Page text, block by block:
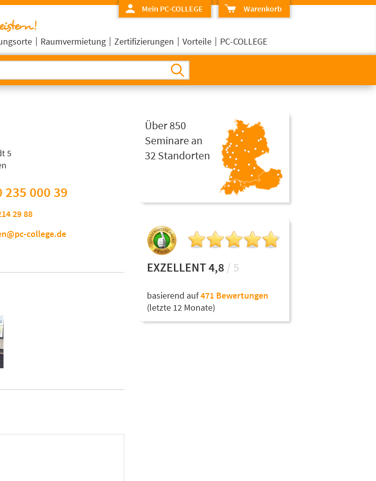
Warenkorb
Mein PC-COLLEGE
Raumvermietung Zertifizierungen Vorteile PC-COLLEGE
5
235 000 39
29 88
college.de
Über 850
Seminare an
32 Standorten
EXZELLENT 4,8 / 5
basierend auf471 Bewertungen
(letzte 12 Monate)